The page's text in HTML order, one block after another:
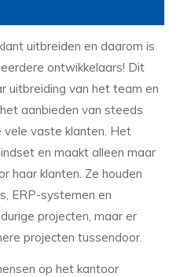
uitbreiden en daarom is
ontwikkelaars! Dit
uitbreiding van het team en
aanbieden van steeds
vaste klanten. Het
en maakt alleen maar
haar klanten. Ze houden
ERP-systemen en
projecten, maar er
projecten tussendoor.
op het kantoor